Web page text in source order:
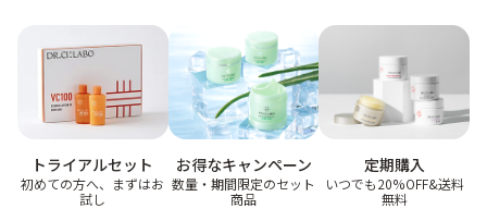
美容液
ゲル クリーム
UVケア
トライアルセット
初めての方へ、まずはお
試し
お得なキャンペーン
数量・期間限定のセット
商品
定期購入
いつでも20%OFF&送料
無料